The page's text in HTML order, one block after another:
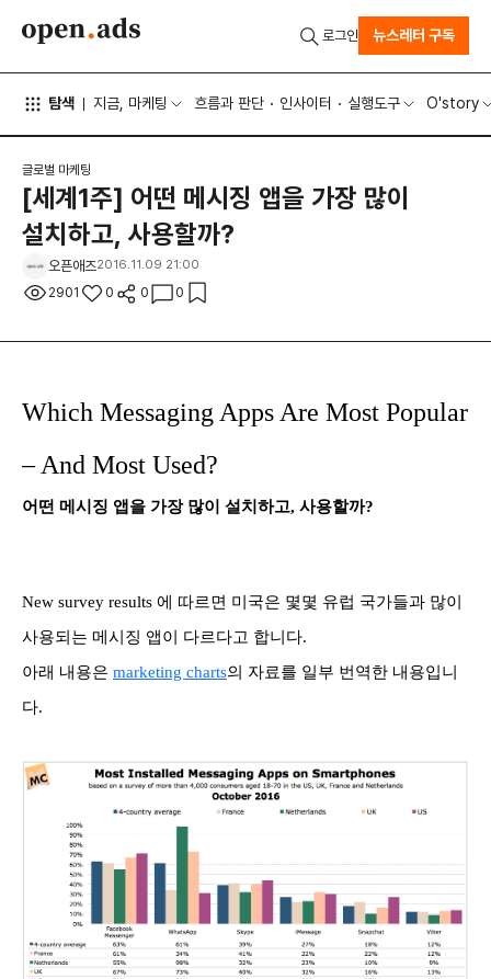
탐색 지금, 마케팅 흐름과 판단 인사이터 실행도구 O'story
로그인 뉴스레터 구독
글로벌 마케팅
[세계1주] 어떤 메시징 앱을 가장 많이
설치하고, 사용할까?
오픈애즈2016.11.09 21:00
2901 0 0 0
Which Messaging Apps Are Most Popular
– And Most Used?
어떤 메시징 앱을 가장 많이 설치하고, 사용할까?
New survey results 에 따르면 미국은 몇몇 유럽 국가들과 많이
사용되는 메시징 앱이 다르다고 합니다.
아래 내용은 marketing charts의 자료를 일부 번역한 내용입니
다.